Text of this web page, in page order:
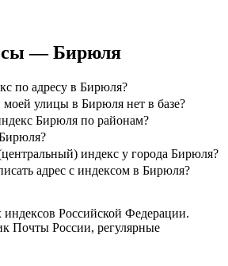
— Бирюля
по адресу в Бирюля?
моей улицы в Бирюля нет в базе?
Бирюля по районам?
индекс у города Бирюля?
адрес с индексом в Бирюля?
индексов Российской Федерации.
Почты России, регулярные